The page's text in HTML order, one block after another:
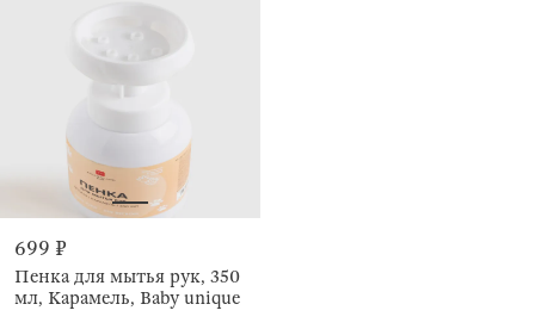
699 ₽
Пенка для мытья рук, 350
мл, Карамель, Baby unique